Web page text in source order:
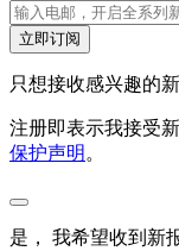
立即订阅
只想接收感兴趣的
注册即表示我接受
保护声明 。
是， 我希望收到新